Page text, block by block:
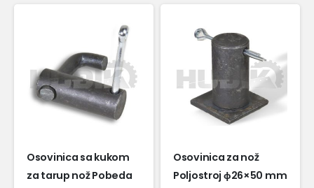
Osovinica sa kukom
za tarup nož Pobeda
Osovinica za nož
Poljostroj ɸ26×50 mm